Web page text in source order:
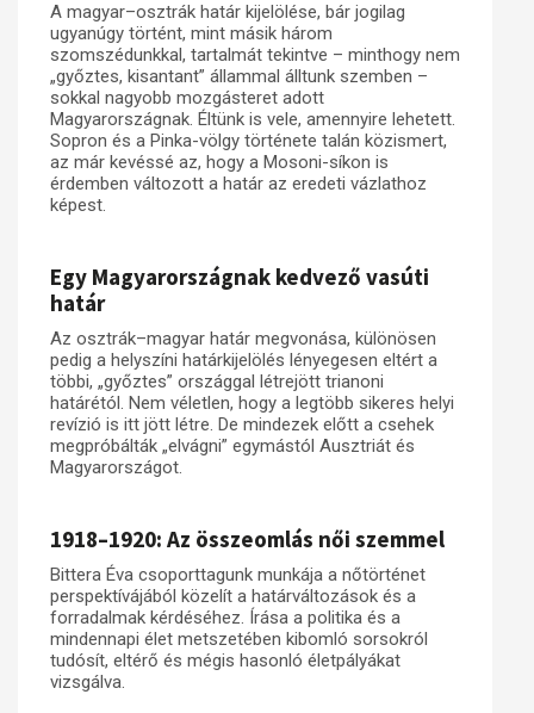
A magyar–osztrák határ kijelölése, bár jogilag
ugyanúgy történt, mint másik három
szomszédunkkal, tartalmát tekintve – minthogy nem
„győztes, kisantant” állammal álltunk szemben –
sokkal nagyobb mozgásteret adott
Magyarországnak. Éltünk is vele, amennyire lehetett.
Sopron és a Pinka-völgy története talán közismert,
az már kevéssé az, hogy a Mosoni-síkon is
érdemben változott a határ az eredeti vázlathoz
képest.
Egy Magyarországnak kedvező vasúti
határ
Az osztrák–magyar határ megvonása, különösen
pedig a helyszíni határkijelölés lényegesen eltért a
többi, „győztes” országgal létrejött trianoni
határétól. Nem véletlen, hogy a legtöbb sikeres helyi
revízió is itt jött létre. De mindezek előtt a csehek
megpróbálták „elvágni” egymástól Ausztriát és
Magyarországot.
1918–1920: Az összeomlás női szemmel
Bittera Éva csoporttagunk munkája a nőtörténet
perspektívájából közelít a határváltozások és a
forradalmak kérdéséhez. Írása a politika és a
mindennapi élet metszetében kibomló sorsokról
tudósít, eltérő és mégis hasonló életpályákat
vizsgálva.